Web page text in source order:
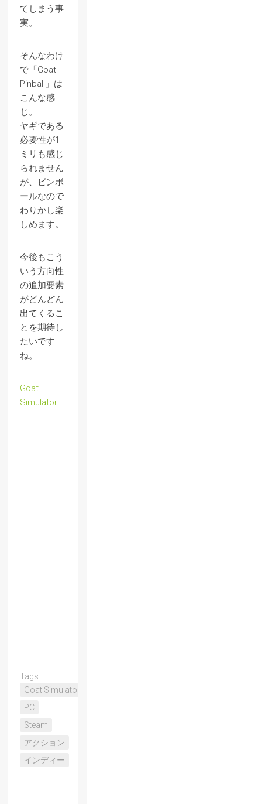
てしまう事
実。
そんなわけ
で「Goat
Pinball」は
こんな感
じ。
ヤギである
必要性が1
ミリも感じ
られません
が、ピンボ
ールなので
わりかし楽
しめます。
今後もこう
いう方向性
の追加要素
がどんどん
出てくるこ
とを期待し
たいです
ね。
Goat
Simulator
Tags:
Goat Simulator
PC
Steam
アクション
インディー